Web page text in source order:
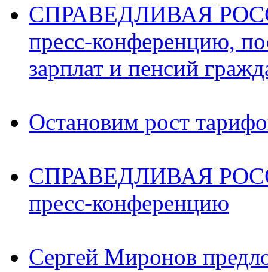
СПРАВЕДЛИВАЯ
пресс-конференцию,
зарплат и пенсий
Остановим рост
СПРАВЕДЛИВАЯ
пресс-конференцию
Сергей Миронов